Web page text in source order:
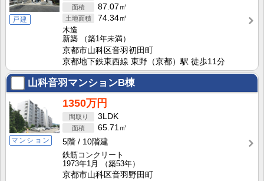
戸建
87.07㎡
74.34㎡
木造
新築
（築1年未満）
京都市山科区音羽初田町
京都地下鉄東西線 東野（京都）駅 徒歩11分
山科音羽マンションB棟
マンション
1350万円
3LDK
65.71㎡
5階
10階建
鉄筋コンクリート
1973年1月
（築53年）
京都市山科区音羽野田町